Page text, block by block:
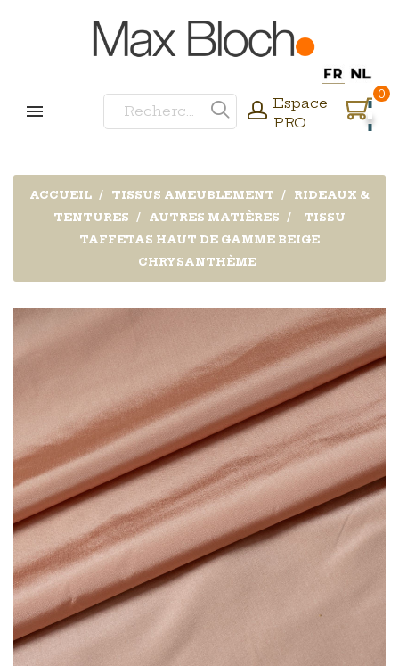
Espace
PRO
0
ACCUEIL TISSUS AMEUBLEMENT
RIDEAUX &
TENTURES
AUTRES MATIÈRES
TISSU
TAFFETAS HAUT DE GAMME BEIGE
CHRYSANTHÈME